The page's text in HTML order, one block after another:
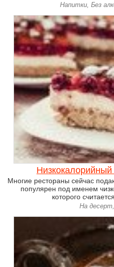
Напитки, Без
Многие рестораны сейчас
популярен под именем
которого
На